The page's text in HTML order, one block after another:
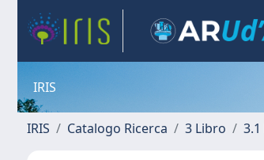
IRIS
IRIS Catalogo Ricerca 3 Libro